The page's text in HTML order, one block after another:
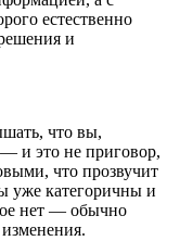
естественно
и
что вы,
и это не приговор,
что прозвучит
уже категоричны и
нет — обычно